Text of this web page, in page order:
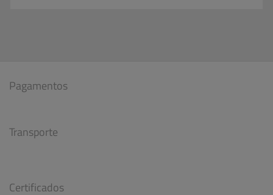
Pagamentos
Transporte
Certificados